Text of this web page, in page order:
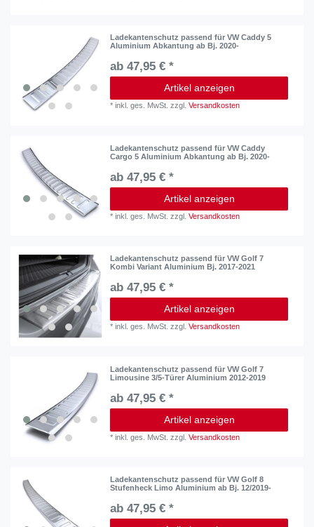
Ladekantenschutz passend für VW Caddy 5
Aluminium Abkantung ab Bj. 2020-
ab 47,95 € *
Artikel anzeigen
*inkl. ges. MwSt. zzgl.Versandkosten
Ladekantenschutz passend für VW Caddy
Cargo 5 Aluminium Abkantung ab Bj. 2020-
ab 47,95 € *
Artikel anzeigen
*inkl. ges. MwSt. zzgl.Versandkosten
Ladekantenschutz passend für VW Golf 7
Kombi Variant Aluminium Bj. 2017-2021
ab 47,95 € *
Artikel anzeigen
*inkl. ges. MwSt. zzgl.Versandkosten
Ladekantenschutz passend für VW Golf 7
Limousine 3/5-Türer Aluminium 2012-2019
ab 47,95 € *
Artikel anzeigen
*inkl. ges. MwSt. zzgl.Versandkosten
Ladekantenschutz passend für VW Golf 8
Stufenheck Limo Aluminium ab Bj. 12/2019-
ab 47,95 € *